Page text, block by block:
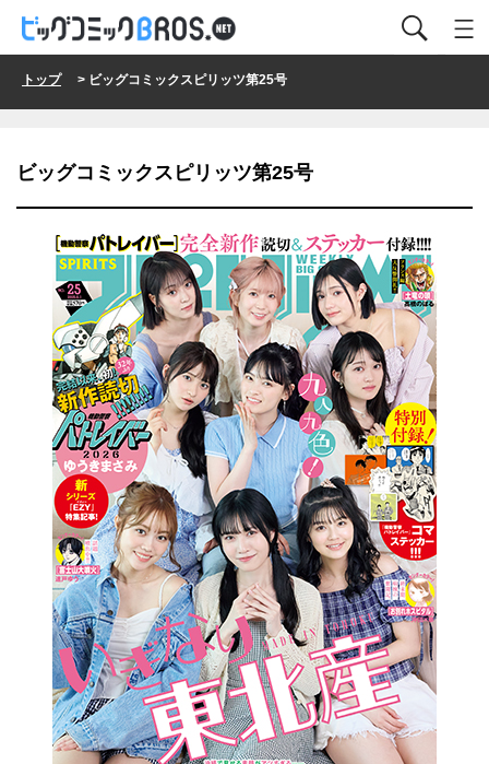
トップ> ビッグコミックスピリッツ第25号
ビッグコミックスピリッツ第25号